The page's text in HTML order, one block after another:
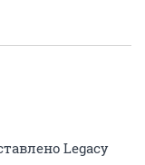
Legacy